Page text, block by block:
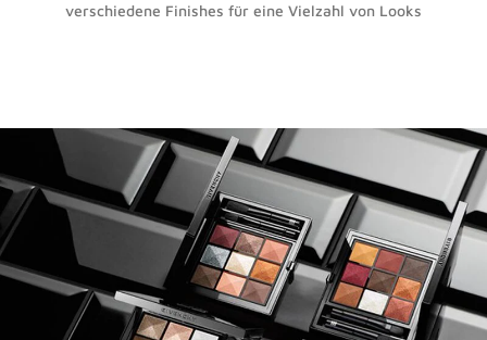
verschiedene Finishes für eine Vielzahl von Looks